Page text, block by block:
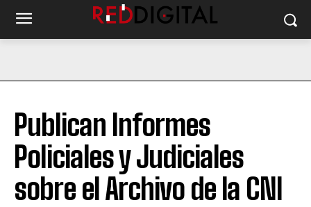
Publican Informes
Policiales y Judiciales
sobre el Archivo de la CNI